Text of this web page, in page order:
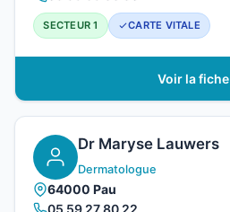
SECTEUR 1 CARTE VITALE
Voir la fiche
Dr Maryse Lauwers
Dermatologue
64000 Pau